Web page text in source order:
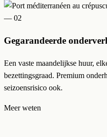
— 02
Gegarandeerde
Een vaste maandelijkse huur,
bezettingsgraad. Premium
seizoensrisico ook.
Meer weten